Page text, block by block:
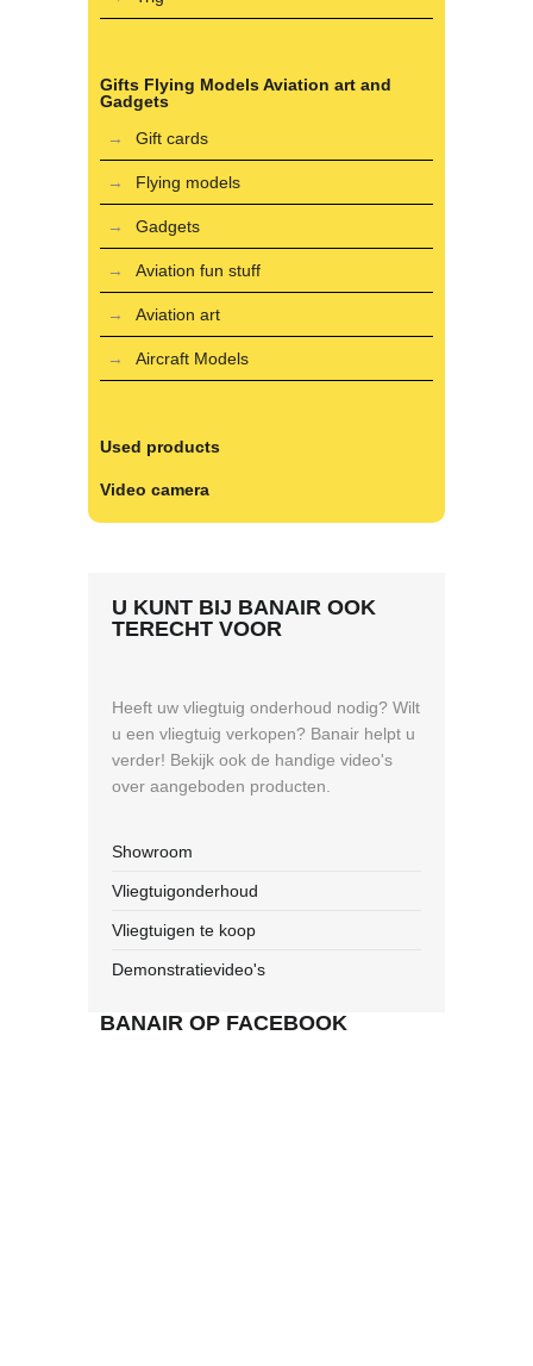
Gifts Flying Models Aviation art and
Gadgets
Gift cards
Flying models
Gadgets
Aviation fun stuff
Aviation art
Aircraft Models
Used products
Video camera
U KUNT BIJ BANAIR OOK
TERECHT VOOR
Heeft uw vliegtuig onderhoud nodig? Wilt
u een vliegtuig verkopen? Banair helpt u
verder! Bekijk ook de handige video's
over aangeboden producten.
Showroom
Vliegtuigonderhoud
Vliegtuigen te koop
Demonstratievideo's
BANAIR OP FACEBOOK